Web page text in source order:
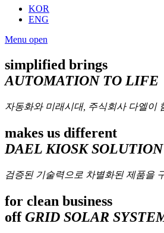
KOR
ENG
Menu open
simplified brings
AUTOMATION TO LIFE
자동화와 미래시대, 주식회사 다엘이
makes us different
DAEL KIOSK SOLUTION
검증된 기술력으로 차별화된 제품을
for clean business
offGRID SOLAR